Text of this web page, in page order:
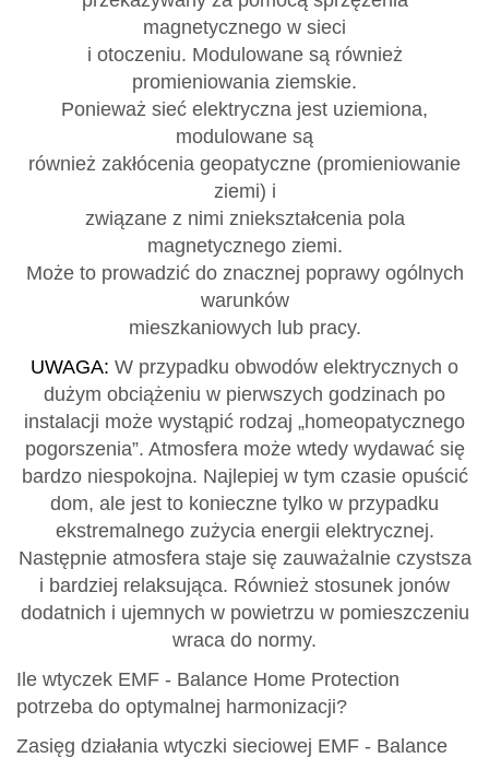
magnetycznego w sieci
i otoczeniu. Modulowane są również
promieniowania ziemskie.
Ponieważ sieć elektryczna jest uziemiona,
modulowane są
również zakłócenia geopatyczne (promieniowanie
ziemi) i
związane z nimi zniekształcenia pola
magnetycznego ziemi.
Może to prowadzić do znacznej poprawy ogólnych
warunków
mieszkaniowych lub pracy.
UWAGA: W przypadku obwodów elektrycznych o
dużym obciążeniu w pierwszych godzinach po
instalacji może wystąpić rodzaj „homeopatycznego
pogorszenia”. Atmosfera może wtedy wydawać się
bardzo niespokojna. Najlepiej w tym czasie opuścić
dom, ale jest to konieczne tylko w przypadku
ekstremalnego zużycia energii elektrycznej.
Następnie atmosfera staje się zauważalnie czystsza
i bardziej relaksująca. Również stosunek jonów
dodatnich i ujemnych w powietrzu w pomieszczeniu
wraca do normy.
Ile wtyczek EMF - Balance Home Protection
potrzeba do optymalnej harmonizacji?
Zasięg działania wtyczki sieciowej EMF - Balance